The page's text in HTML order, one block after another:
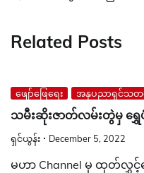
Related Posts
ဖျော်ဖြေရေး အနုပညာရှင်သတင်
သမီးဆိုးဇာတ်လမ်းတွဲမှ ရွှေပုံ
ရှင်ယွန်း December 5, 2022
မဟာ Channel မှ ထုတ်